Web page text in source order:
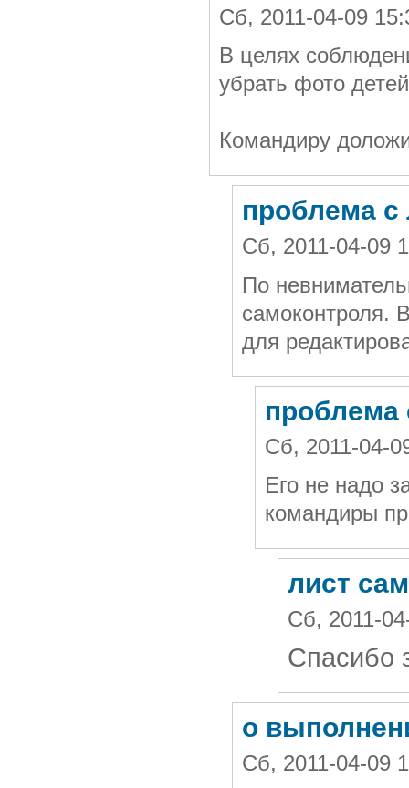
Сб, 2011-04-09
В целях
убрать фото
Командиру
проблема с
Сб, 2011-04-09
По
самоконтроля.
для
проблема
Сб, 2011-04-
Его не надо
командиры
лист
Сб, 2011-
Спасибо
о
Сб, 2011-04-09